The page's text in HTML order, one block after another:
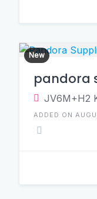
New
pandora
JV6M+H2
ADDED ON